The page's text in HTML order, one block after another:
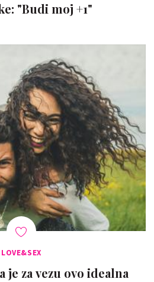
"Budi moj +1"
LOVE&SEX
je za vezu ovo idealna